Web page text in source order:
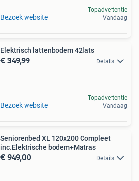
Bezoek website
Topadvertentie
Vandaag
Elektrisch lattenbodem 42lats
€ 349,99 Details
Bezoek website
Topadvertentie
Vandaag
Seniorenbed XL 120x200 Compleet
inc.Elektrische bodem+Matras
€ 949,00 Details